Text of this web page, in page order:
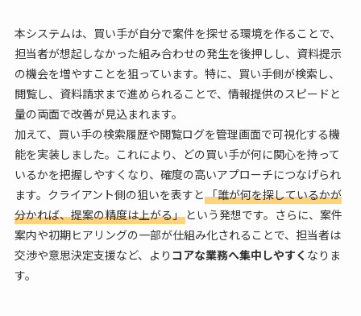
本システムは、買い手が自分で案件を探せる環境を作ることで、
担当者が想起しなかった組み合わせの発生を後押しし、資料提示
の機会を増やすことを狙っています。特に、買い手側が検索し、
閲覧し、資料請求まで進められることで、情報提供のスピードと
量の両面で改善が見込まれます。
加えて、買い手の検索履歴や閲覧ログを管理画面で可視化する機
能を実装しました。これにより、どの買い手が何に関心を持って
いるかを把握しやすくなり、確度の高いアプローチにつなげられ
ます。クライアント側の狙いを表すと「誰が何を探しているかが
分かれば、提案の精度は上がる」という発想です。さらに、案件
案内や初期ヒアリングの一部が仕組み化されることで、担当者は
交渉や意思決定支援など、より コアな業務へ集中しやすく なりま
す。